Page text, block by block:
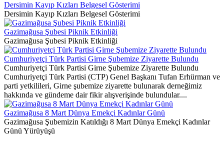
Dersimin Kayıp Kızları Belgesel Gösterimi
Dersimin Kayıp Kızları Belgesel Gösterimi
Gazimağusa Şubesi Piknik Etkinliği
Gazimağusa Şubesi Piknik Etkinliği
Cumhuriyetçi Türk Partisi Girne Şubemize Ziyarette Bulundu
Cumhuriyetçi Türk Partisi Girne Şubemize Ziyarette Bulundu
Cumhuriyetçi Türk Partisi (CTP) Genel Başkanı Tufan Erhürman ve
parti yetkilileri, Girne şubemize ziyarette bulunarak derneğimiz
hakkında ve gündeme dair fikir alışverişinde bulundular....
Gazimağusa 8 Mart Dünya Emekçi Kadınlar Günü
Gazimağusa Şubemizin Katıldığı 8 Mart Dünya Emekçi Kadınlar
Günü Yürüyüşü